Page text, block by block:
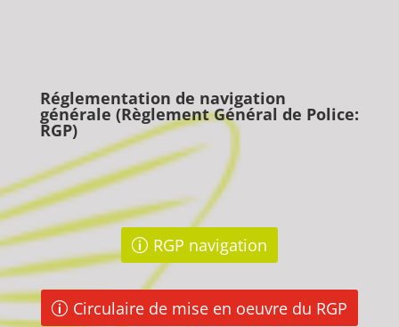
Réglementation de navigation
générale (Règlement Général de Police:
RGP)
RGP navigation
Circulaire de mise en oeuvre du RGP